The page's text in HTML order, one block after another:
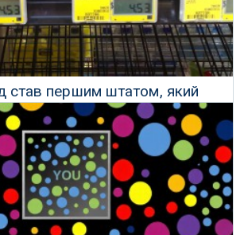
став першим штатом, який
ціноутворення
03 Травня 2026 р.